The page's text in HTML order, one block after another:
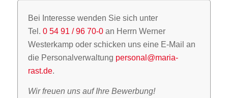
Bei Interesse wenden Sie sich unter
Tel. 0 54 91 / 96 70-0an Herrn Werner
Westerkamp oder schicken uns eine E-Mail an
die Personalverwaltung personal@maria-
rast.de.
Wir freuen uns auf Ihre Bewerbung!